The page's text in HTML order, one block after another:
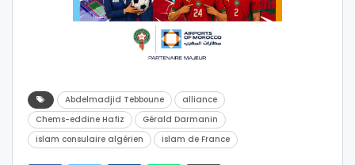
Abdelmadjid Tebboune
alliance
Chems-eddine Hafiz
Gérald Darmanin
islam consulaire algérien
islam de France